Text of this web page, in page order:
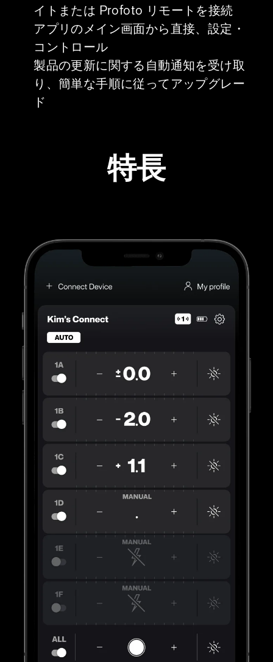
イトまたは Profoto リモートを接続
アプリのメイン画面から直接、設定・
コントロール
製品の更新に関する自動通知を受け取
り、簡単な手順に従ってアップグレー
ド
特長